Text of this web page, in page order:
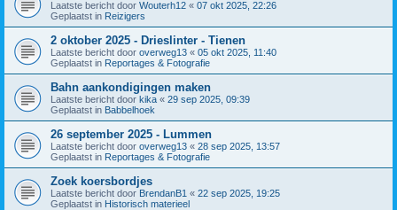
Laatste bericht door Wouterh12 « 07 okt 2025, 22:26
Geplaatst in Reizigers
2 oktober 2025 - Drieslinter - Tienen
Laatste bericht door overweg13 « 05 okt 2025, 11:40
Geplaatst in Reportages & Fotografie
Bahn aankondigingen maken
Laatste bericht door kika « 29 sep 2025, 09:39
Geplaatst in Babbelhoek
26 september 2025 - Lummen
Laatste bericht door overweg13 « 28 sep 2025, 13:57
Geplaatst in Reportages & Fotografie
Zoek koersbordjes
Laatste bericht door BrendanB1 « 22 sep 2025, 19:25
Geplaatst in Historisch materieel